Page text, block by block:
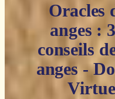
Oracles
anges :
conseils
anges -
Virtue